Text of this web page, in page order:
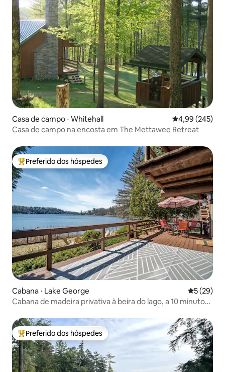
Casa de campo ⋅ Whitehall 4,99 de uma
4,99 (245)
Casa de campo na encosta em The Mettawee Retreat
Entre os melhores preferidos dos hóspedes
Preferido dos hóspedes
Cabana ⋅ Lake George 5 de uma
5 (29)
Cabana de madeira privativa à beira do lago, a 10 minutos
Entre os melhores preferidos dos hóspedes
Preferido dos hóspedes